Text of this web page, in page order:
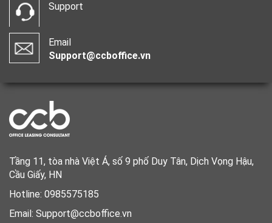
Support
Email
Support@ccboffice.vn
Tầng 11, tòa nhà Việt Á, số 9 phố Duy Tân, Dịch Vọng Hậu,
Cầu Giấy, HN
Hotline: 0985575185
Email: Support@ccboffice.vn